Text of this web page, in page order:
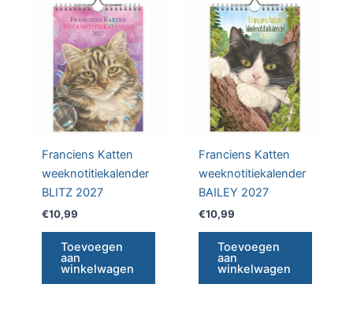
Franciens Katten
weeknotitiekalender
BLITZ 2027
€10,99
Toevoegen
aan
winkelwagen
Franciens Katten
weeknotitiekalender
BAILEY 2027
€10,99
Toevoegen
aan
winkelwagen